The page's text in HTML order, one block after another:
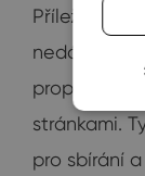
Příležitosti
nedávno
propojení
stránkami.
pro sbírání